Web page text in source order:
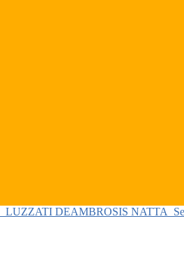
LUZZATI DEAMBROSIS NATTA